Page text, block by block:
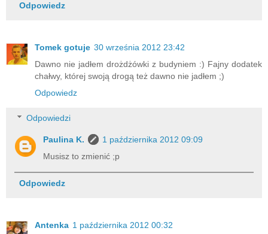
Odpowiedz
Tomek gotuje 30 września 2012 23:42
Dawno nie jadłem drożdżówki z budyniem :) Fajny dodatek
chałwy, której swoją drogą też dawno nie jadłem ;)
Odpowiedz
Odpowiedzi
Paulina K.
1 października 2012 09:09
Musisz to zmienić ;p
Odpowiedz
Antenka 1 października 2012 00:32